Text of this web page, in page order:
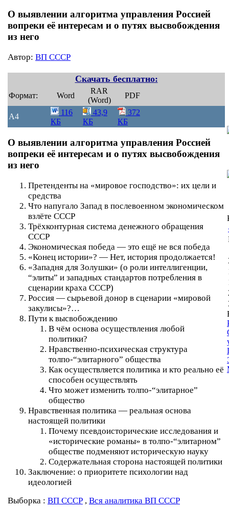
О выявлении алгоритма управления Россией
вопреки её интересам и о путях высвобождения
из него
Автор: ВП СССР
Скачать бесплатно:
Формат: Word
RAR
(Word)
PDF
A4
116
КБ
43,9
КБ
372
КБ
О выявлении алгоритма управления Россией
вопреки её интересам и о путях высвобождения
из него
Претенденты на «мировое господство»: их цели и
средства
Что напугало Запад в послевоенном экономическом
взлёте СССР
Трёхконтурная система денежного обращения
СССР
Экономическая победа — это ещё не вся победа
«Конец истории»? — Нет, история продолжается!
«Западня для Золушки» (о роли интеллигенции,
“элиты” и западных стандартов потребления в
сценарии краха СССР)
Россия — сырьевой донор в сценарии «мировой
закулисы»?…
Пути к высвобождению
В чём основа осуществления любой
политики?
Нравственно-психическая структура
толпо-“элитарного” общества
Как осуществляется политика и кто реально её
способен осуществлять
Что может изменить толпо-“элитарное”
общество
Нравственная политика — реальная основа
настоящей политики
Почему псевдоисторические исследования и
«исторические романы» в толпо-“элитарном”
обществе подменяют историческую науку
Содержательная сторона настоящей политики
Заключение: о приоритете психологии над
идеологией
Выборка : ВП СССР , Вся аналитика ВП СССР